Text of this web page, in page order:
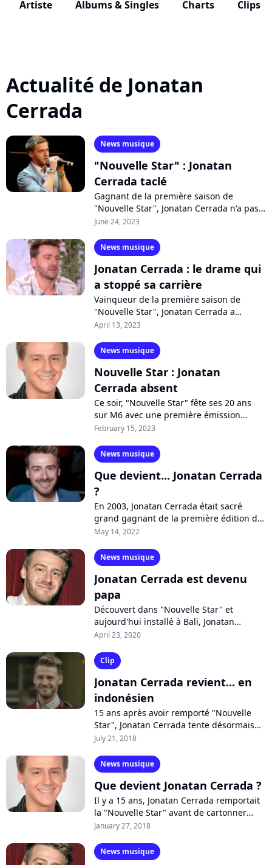
Artiste Albums & Singles Charts Clips
Actualité de Jonatan
Cerrada
News musique
"Nouvelle Star" : Jonatan
Cerrada taclé
Gagnant de la première saison de
"Nouvelle Star", Jonatan Cerrada n'a pas
participé aux émissions des 20 ans de
incompréhensible...
June 24, 2023
News musique
Jonatan Cerrada : le drame qui
a stoppé sa carrière
Vainqueur de la première saison de
"Nouvelle Star", Jonatan Cerrada a
retracé son parcours dans l'émission "Ça
Face...
April 13, 2023
News musique
Nouvelle Star : Jonatan
Cerrada absent
Ce soir, "Nouvelle Star" fête ses 20 ans
sur M6 avec une première émission
placée sous le signe de la nostalgie. Si les
February 15, 2023
News musique
Que devient... Jonatan Cerrada
?
En 2003, Jonatan Cerrada était sacré
grand gagnant de la première édition de
l'émission "Nouvelle Star" et représentait
May 14, 2022
News musique
Jonatan Cerrada est devenu
papa
Découvert dans "Nouvelle Star" et
aujourd'hui installé à Bali, Jonatan
Cerrada est devenu papa. Le chanteur
confinement...
April 23, 2020
Clip
Jonatan Cerrada revient... en
indonésien
15 ans après avoir remporté "Nouvelle
Star", Jonatan Cerrada tente désormais
l'expérience en Indonésie où il s'est
July 21, 2018
News musique
Que devient Jonatan Cerrada ?
Il y a 15 ans, Jonatan Cerrada remportait
la "Nouvelle Star" avant de cartonner
avec la reprise "Je voulais te dire que je
January 27, 2018
News musique